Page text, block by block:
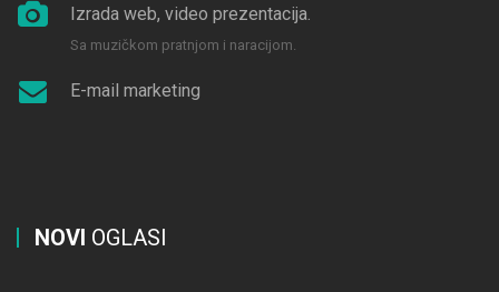
Izrada web, video prezentacija.
Sa muzičkom pratnjom i naracijom.
E-mail marketing
NOVI OGLASI